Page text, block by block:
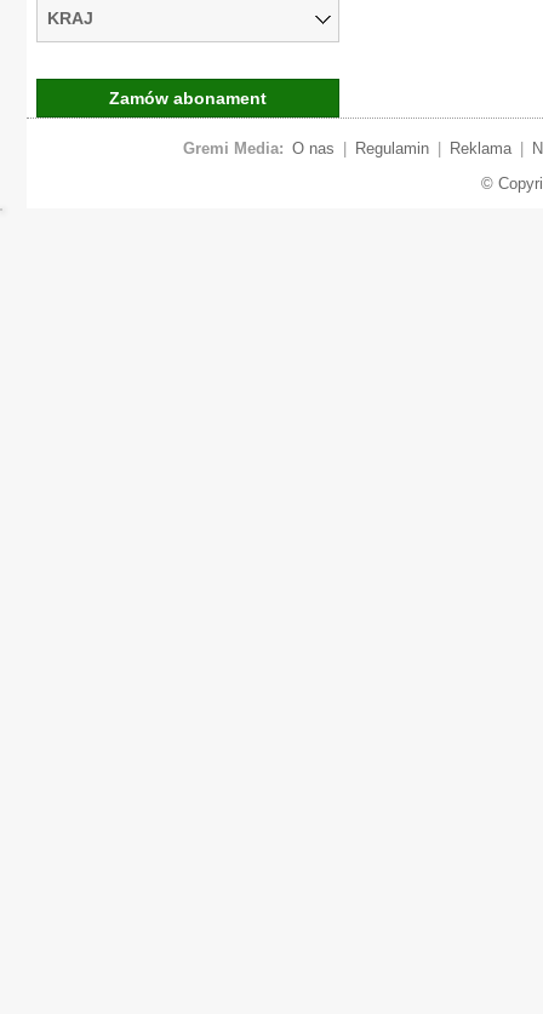
KRAJ
Zamów abonament
Gremi Media: O nas Regulamin Reklama
©